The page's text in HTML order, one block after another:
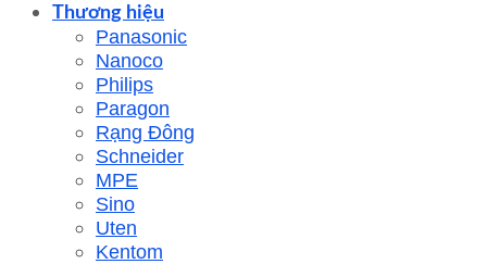
Thương hiệu
Panasonic
Nanoco
Philips
Paragon
Rạng Đông
Schneider
MPE
Sino
Uten
Kentom